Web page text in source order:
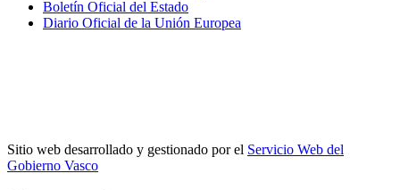
Boletín Oficial del Estado
Diario Oficial de la Unión Europea
Sitio web desarrollado y gestionado por el Servicio Web del
Gobierno Vasco